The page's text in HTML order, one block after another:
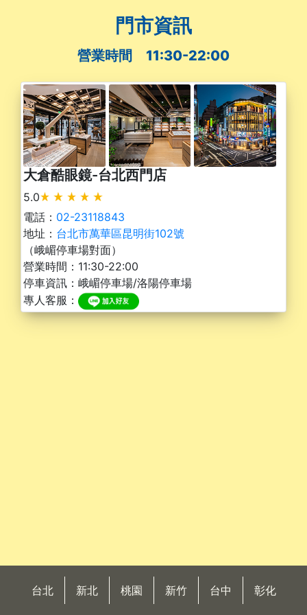
門市資訊
營業時間 11:30-22:00
大倉酷眼鏡-台北西門店
5.0
電話： 02-23118843
地址： 台北市萬華區昆明街102號
（峨嵋停車場對面）
營業時間：11:30-22:00
停車資訊：峨嵋停車場/洛陽停車場
專人客服：
台北 新北 桃園 新竹 台中 彰化